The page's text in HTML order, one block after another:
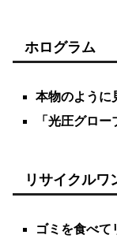
ホログラム
本物のように
「光圧グロ
リサイクルワ
ゴミを食べて